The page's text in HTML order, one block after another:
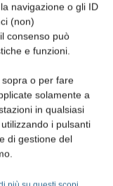
navigazione o gli ID
(non)
consenso può
e funzioni.
o per fare
solamente a
in qualsiasi
i pulsanti
di gestione del